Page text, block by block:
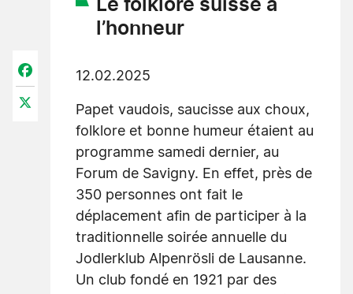
Le folklore suisse à
l’honneur
12.02.2025
Papet vaudois, saucisse aux choux,
folklore et bonne humeur étaient au
programme samedi dernier, au
Forum de Savigny. En effet, près de
350 personnes ont fait le
déplacement afin de participer à la
traditionnelle soirée annuelle du
Jodlerklub Alpenrösli de Lausanne.
Un club fondé en 1921 par des
Facebook